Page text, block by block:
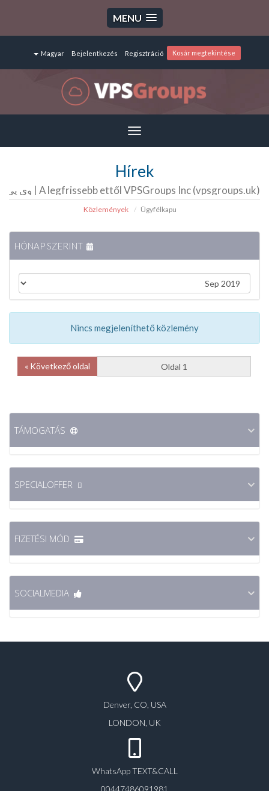
MENU
Magyar Bejelentkezés Regisztráció Kosár megtekintése
Toggle
navigation
Hírek
A legfrissebb ettől VPSGroups Inc (vpsgroups.uk) | وی پی اس گروپ | سرور مجازی | سرور اختصاصی | هاست
Ügyfélkapu
Nincs megjeleníthető közlemény
Következő oldal »
Denver, CO, USA
LONDON, UK
WhatsApp TEXT&CALL
00447486091981